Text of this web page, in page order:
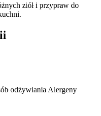
ziół i przypraw do
odżywiania Alergeny